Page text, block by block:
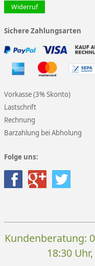
Widerruf
Sichere Zahlungsarten
Vorkasse (3% Skonto)
Lastschrift
Rechnung
Barzahlung bei Abholung
Folge uns:
Kundenberatung:
18:30